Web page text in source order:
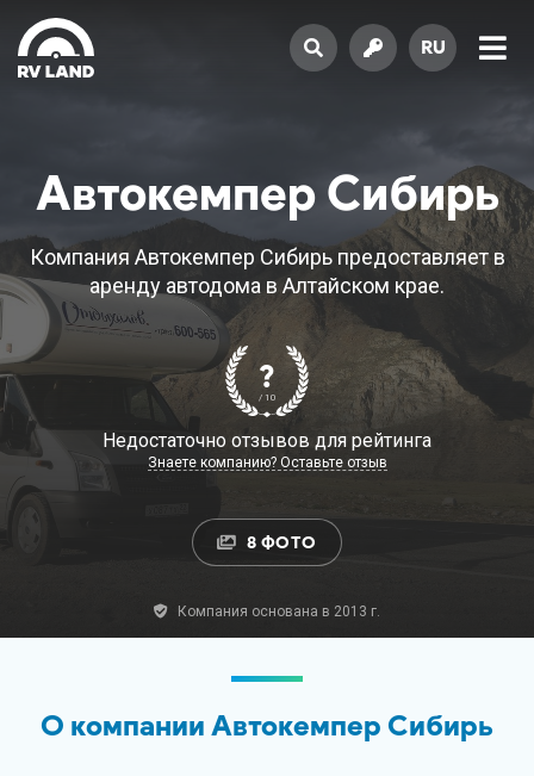
RU
Автокемпер Сибирь
Компания Автокемпер Сибирь предоставляет в
аренду автодома в Алтайском крае.
?
/ 10
Недостаточно отзывов для рейтинга
Знаете компанию? Оставьте отзыв
8 ФОТО
Компания основана в 2013 г.
О компании Автокемпер Сибирь